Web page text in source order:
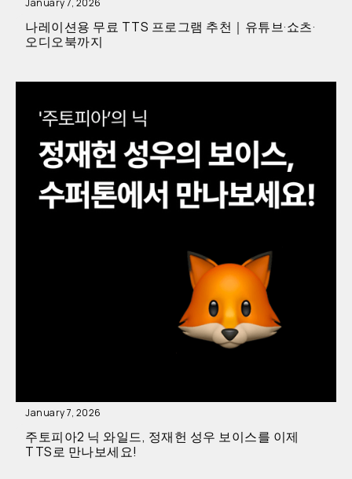
나레이션용 무료 TTS 프로그램 추천｜유튜브·쇼츠·
오디오북까지
January 7, 2026
주토피아2 닉 와일드, 정재헌 성우 보이스를 이제
TTS로 만나보세요!